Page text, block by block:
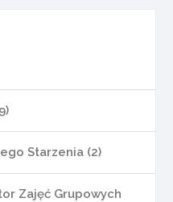
Starzenia (2)
Zajęć Grupowych